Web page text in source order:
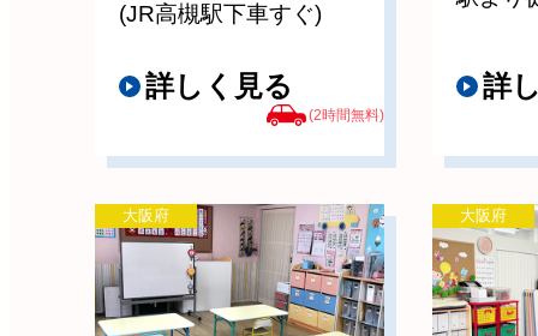
(JR高槻駅下車すぐ)
詳しく見る
(2時間無料)
詳
大阪府 大阪府